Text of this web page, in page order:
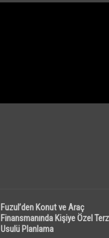
Fuzul’den Konut ve Araç
Finansmanında Kişiye Özel
Usulü Planlama